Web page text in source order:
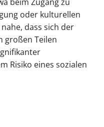
oder kulturellen
dass sich der
großen Teilen
Risiko eines sozialen